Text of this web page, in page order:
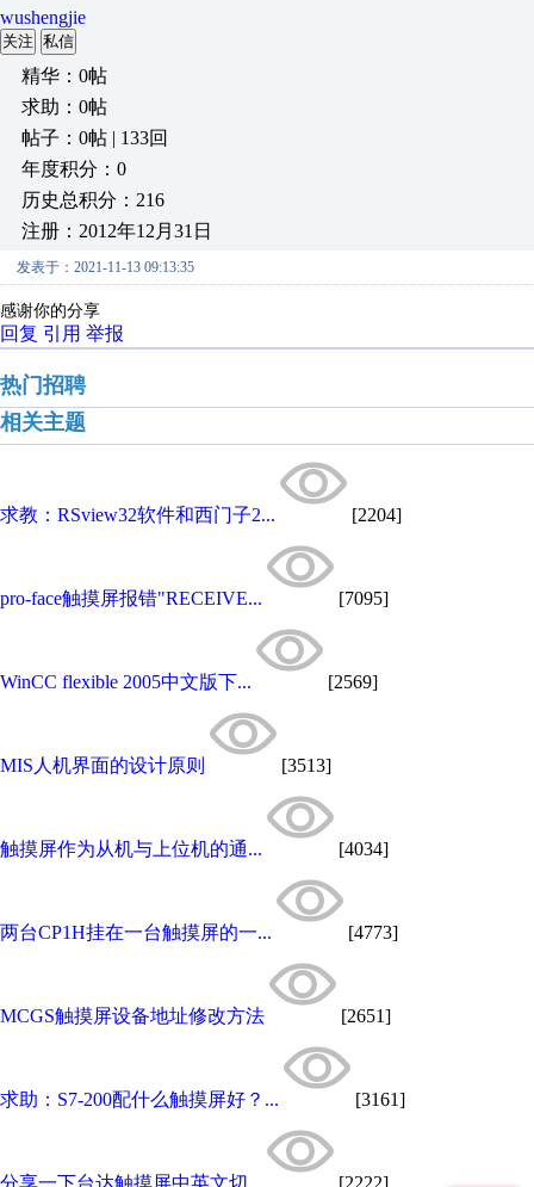
wushengjie
关注 私信
精华：0帖
求助：0帖
帖子：0帖 | 133回
年度积分：0
历史总积分：216
注册：2012年12月31日
发表于：2021-11-13 09:13:35
感谢你的分享
回复 引用 举报
热门招聘
相关主题
求教：RSview32软件和西门子2... [2204]
pro-face触摸屏报错"RECEIVE... [7095]
WinCC flexible 2005中文版下... [2569]
MIS人机界面的设计原则 [3513]
触摸屏作为从机与上位机的通... [4034]
两台CP1H挂在一台触摸屏的一... [4773]
MCGS触摸屏设备地址修改方法 [2651]
求助：S7-200配什么触摸屏好？... [3161]
分享一下台达触摸屏中英文切... [2222]